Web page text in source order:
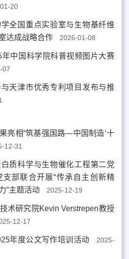
20
全国重点实验室与生物基纤维
达成战略合作
2026-01-08
中国科学院科普视频图片大赛
07
天津市优秀专利项目发布与推
亮相“筑基强国路—中国制造‘十
12-31
质科学与生物催化工程第二党
支部联合开展“传承自主创新精
”主题活动
2025-12-19
术研究院Kevin Verstrepen教授
12-17
年度公文写作培训活动
2025-